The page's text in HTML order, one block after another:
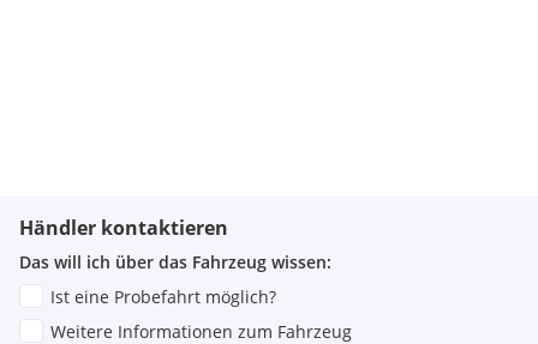
Händler kontaktieren
Das will ich über das Fahrzeug wissen:
Ist eine Probefahrt möglich?
Weitere Informationen zum Fahrzeug